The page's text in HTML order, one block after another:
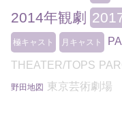
2014年観劇
極キャスト 月キャスト
THEATER/TOPS
野田地図 東京芸術劇場